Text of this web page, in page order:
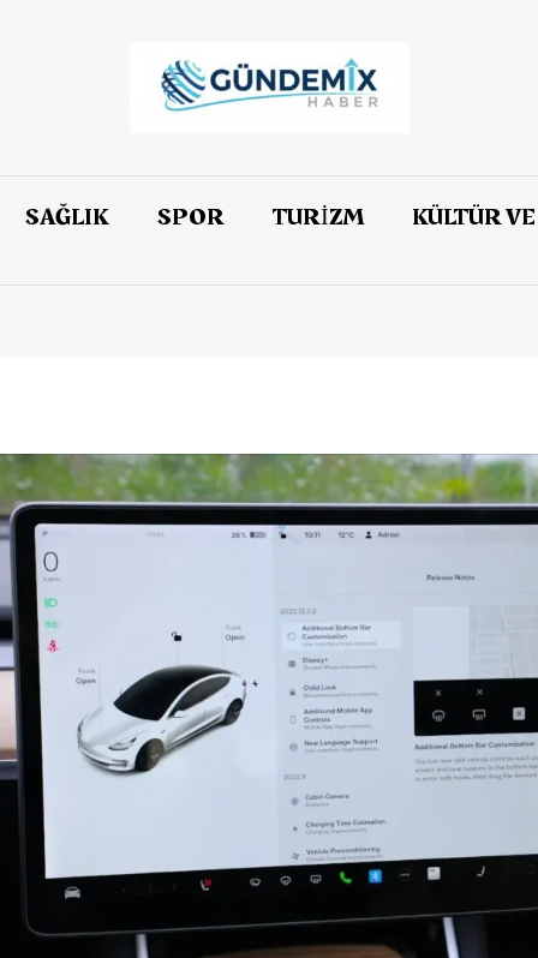
SAĞLIK SPOR TURİZM KÜLTÜR